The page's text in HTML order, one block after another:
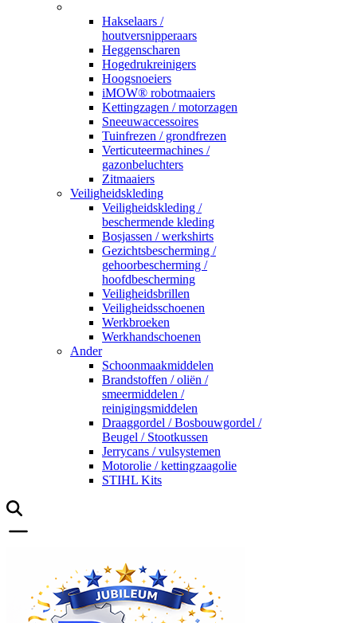
Hakselaars /
houtversnipperaars
Heggenscharen
Hogedrukreinigers
Hoogsnoeiers
iMOW® robotmaaiers
Kettingzagen / motorzagen
Sneeuwaccessoires
Tuinfrezen / grondfrezen
Verticuteermachines /
gazonbeluchters
Zitmaaiers
Veiligheidskleding
Veiligheidskleding /
beschermende kleding
Bosjassen / werkshirts
Gezichtsbescherming /
gehoorbescherming /
hoofdbescherming
Veiligheidsbrillen
Veiligheidsschoenen
Werkbroeken
Werkhandschoenen
Ander
Schoonmaakmiddelen
Brandstoffen / oliën /
smeermiddelen /
reinigingsmiddelen
Draaggordel / Bosbouwgordel /
Beugel / Stootkussen
Jerrycans / vulsystemen
Motorolie / kettingzaagolie
STIHL Kits